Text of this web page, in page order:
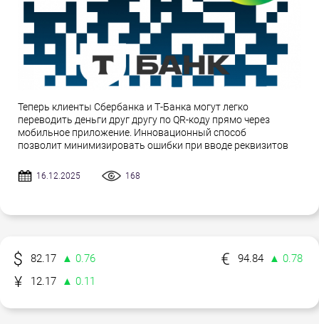
Теперь клиенты Сбербанка и Т-Банка могут легко
переводить деньги друг другу по QR-коду прямо через
мобильное приложение. Инновационный способ
позволит минимизировать ошибки при вводе реквизитов
16.12.2025 168
82.17 ▲ 0.76 94.84
▲ 0.78
12.17
▲ 0.11